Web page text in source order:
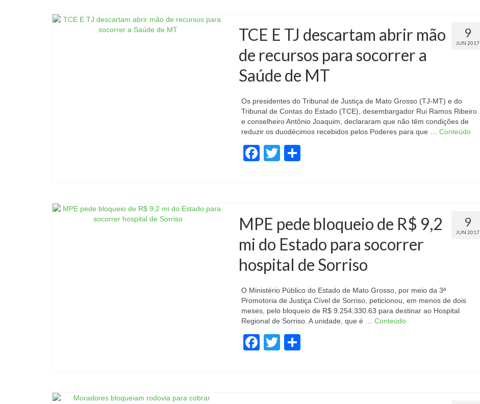
9
JUN 2017
TCE E TJ descartam abrir mão
de recursos para socorrer a
Saúde de MT
Os presidentes do Tribunal de Justiça de Mato Grosso (TJ-MT) e do
Tribunal de Contas do Estado (TCE), desembargador Rui Ramos Ribeiro
e conselheiro Antônio Joaquim, declararam que não têm condições de
reduzir os duodécimos recebidos pelos Poderes para que … Conteúdo
Facebook
Twitter
9
JUN 2017
MPE pede bloqueio de R$ 9,2
mi do Estado para socorrer
hospital de Sorriso
O Ministério Público do Estado de Mato Grosso, por meio da 3ª
Promotoria de Justiça Cível de Sorriso, peticionou, em menos de dois
meses, pelo bloqueio de R$ 9.254.330.63 para destinar ao Hospital
Regional de Sorriso. A unidade, que é … Conteúdo
Facebook
Twitter